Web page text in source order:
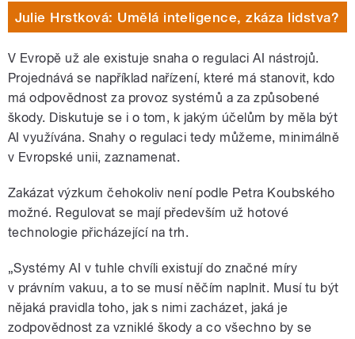
Julie Hrstková: Umělá inteligence, zkáza lidstva?
V Evropě už ale existuje snaha o regulaci AI nástrojů.
Projednává se například nařízení, které má stanovit, kdo
má odpovědnost za provoz systémů a za způsobené
škody. Diskutuje se i o tom, k jakým účelům by měla být
AI využívána. Snahy o regulaci tedy můžeme, minimálně
v Evropské unii, zaznamenat.
Zakázat výzkum čehokoliv není podle Petra Koubského
možné. Regulovat se mají především už hotové
technologie přicházející na trh.
„Systémy AI v tuhle chvíli existují do značné míry
v právním vakuu, a to se musí něčím naplnit. Musí tu být
nějaká pravidla toho, jak s nimi zacházet, jaká je
zodpovědnost za vzniklé škody a co všechno by se